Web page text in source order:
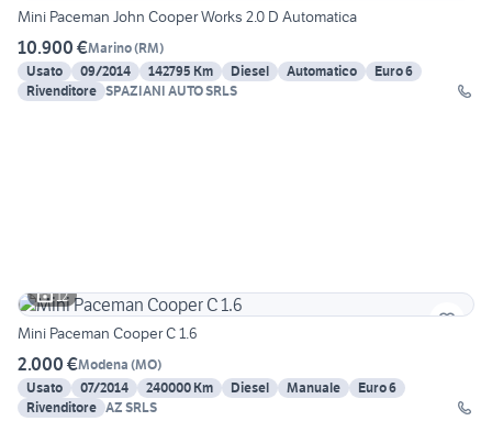
Mini Paceman John Cooper Works 2.0 D Automatica
10.900 €Marino(RM)
Usato
09/2014 142795 Km Diesel Automatico
Euro 6
Rivenditore SPAZIANI AUTO SRLS
12
Mini Paceman Cooper C 1.6
2.000 €Modena (MO)
Usato
07/2014 240000 Km Diesel Manuale
Euro 6
Rivenditore AZ SRLS